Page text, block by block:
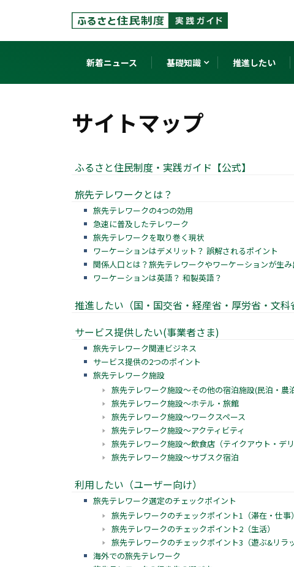
新着ニュース 基礎知識 推進したい
サイトマップ
ふるさと住民制度・実践ガイド【公式】
旅先テレワークとは？
旅先テレワークの4つの効用
急速に普及したテレワーク
旅先テレワークを取り巻く現状
ワーケーションはデメリット？ 誤解されるポイント
関係人口とは？旅先テレワークやワーケーションが生
ワーケーションは英語？ 和製英語？
推進したい（国・国交省・経産省・厚労省・文科
サービス提供したい(事業者さま)
旅先テレワーク関連ビジネス
サービス提供の2つのポイント
旅先テレワーク施設
旅先テレワーク施設〜その他の宿泊施設(民泊・農
旅先テレワーク施設〜ホテル・旅館
旅先テレワーク施設〜ワークスペース
旅先テレワーク施設〜アクティビティ
旅先テレワーク施設〜飲食店（テイクアウト・デリ
旅先テレワーク施設〜サブスク宿泊
利用したい（ユーザー向け）
旅先テレワーク選定のチェックポイント
旅先テレワークのチェックポイント1（滞在・仕事）
旅先テレワークのチェックポイント2（生活）
旅先テレワークのチェックポイント3（遊ぶ&リラッ
海外での旅先テレワーク